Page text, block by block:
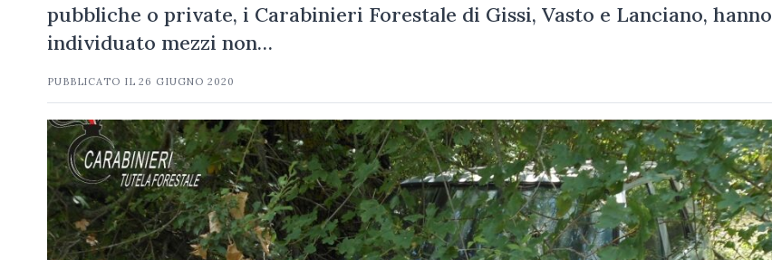
pubbliche o private, i Carabinieri Forestale di Gissi, Vasto e Lanciano, hanno
individuato mezzi non…
PUBBLICATO IL26 GIUGNO 2020